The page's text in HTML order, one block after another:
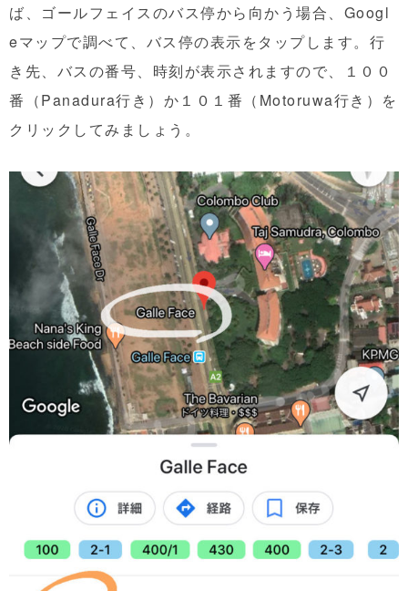
ば、ゴールフェイスのバス停から向かう場合、Googl
eマップで調べて、バス停の表示をタップします。行
き先、バスの番号、時刻が表示されますので、１００
番（Panadura行き）か１０１番（Motoruwa行き）を
クリックしてみましょう。